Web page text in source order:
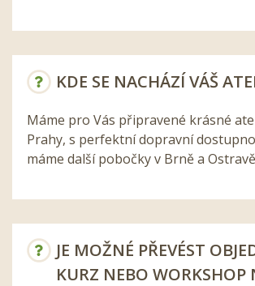
KDE SE NACHÁZÍ VÁŠ
Máme pro Vás připravené krásné
Prahy, s perfektní dopravní
máme další pobočky v Brně a
JE MOŽNÉ PŘEVÉST
KURZ NEBO WORKSHOP